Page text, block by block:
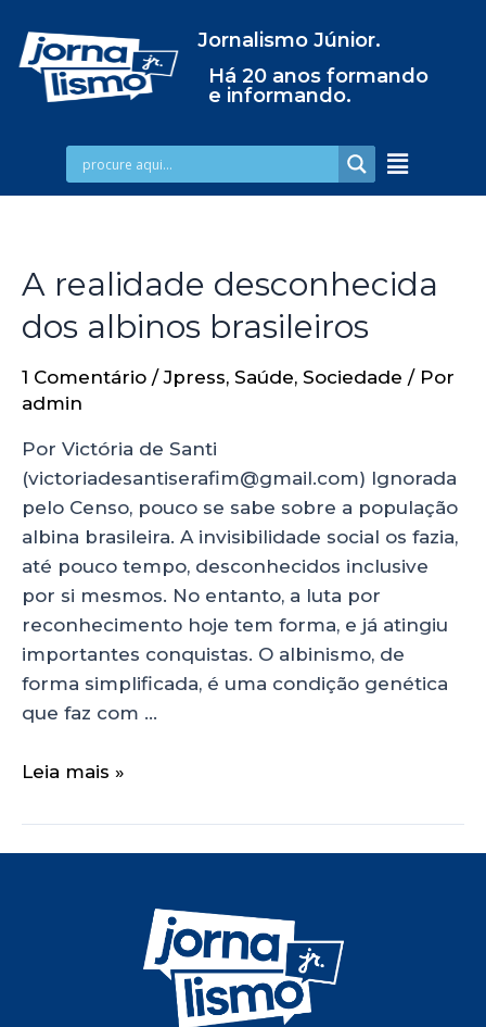
Jornalismo Júnior.
Há 20 anos formando
e informando.
A realidade desconhecida
dos albinos brasileiros
1 Comentário /Jpress, Saúde, Sociedade / Por
admin
Por Victória de Santi
(victoriadesantiserafim@gmail.com) Ignorada
pelo Censo, pouco se sabe sobre a população
albina brasileira. A invisibilidade social os fazia,
até pouco tempo, desconhecidos inclusive
por si mesmos. No entanto, a luta por
reconhecimento hoje tem forma, e já atingiu
importantes conquistas. O albinismo, de
forma simplificada, é uma condição genética
que faz com …
Leia mais »